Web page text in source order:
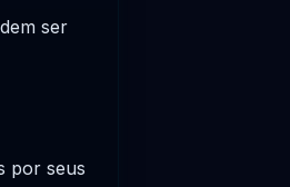
ser
por seus